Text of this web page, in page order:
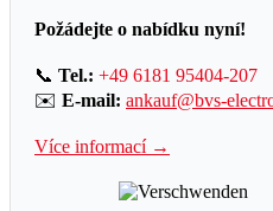
Požádejte o nabídku nyní!
📞 Tel.: +49 6181 95404-207
✉️ E-mail: ankauf@bvs-
Více informací →